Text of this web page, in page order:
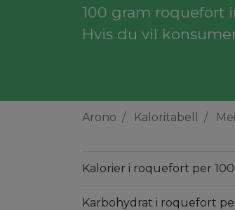
100 gram roquefort
Hvis du vil
Arono Kaloritabell
Kalorier i roquefort per
Karbohydrat i roquefort